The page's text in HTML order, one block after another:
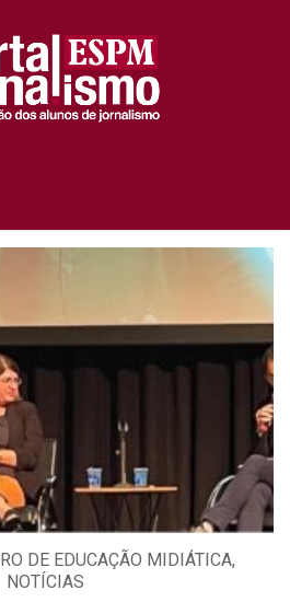
DE EDUCAÇÃO MIDIÁTICA,
NOTÍCIAS